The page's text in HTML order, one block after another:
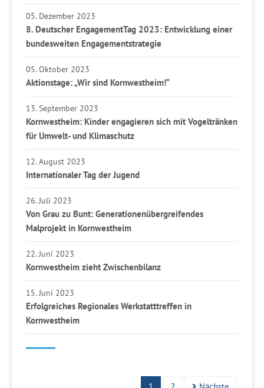
05. Dezember 2023
8. Deutscher EngagementTag 2023: Entwicklung einer
bundesweiten Engagementstrategie
05. Oktober 2023
Aktionstage: „Wir sind Kornwestheim!“
13. September 2023
Kornwestheim: Kinder engagieren sich mit Vogeltränken
für Umwelt- und Klimaschutz
12. August 2023
Internationaler Tag der Jugend
26. Juli 2023
Von Grau zu Bunt: Generationenübergreifendes
Malprojekt in Kornwestheim
22. Juni 2023
Kornwestheim zieht Zwischenbilanz
15. Juni 2023
Erfolgreiches Regionales Werkstatttreffen in
Kornwestheim